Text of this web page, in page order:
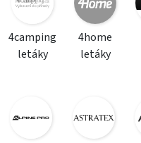
4camping
letáky
4home
letáky